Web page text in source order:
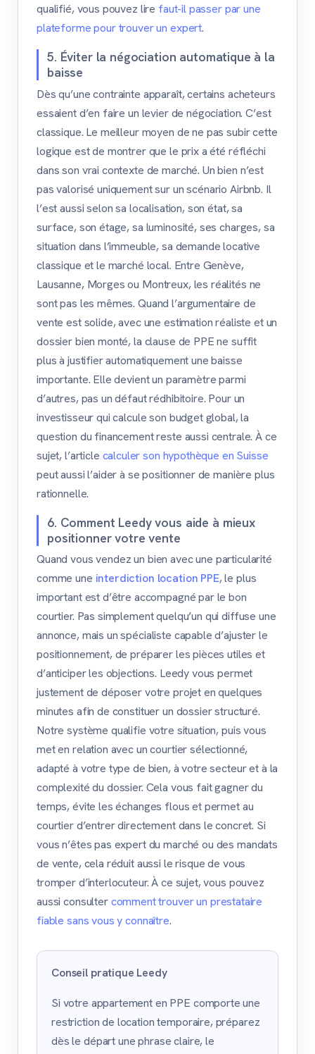
qualifié, vous pouvez lire faut-il passer par une
plateforme pour trouver un expert.
5. Éviter la négociation automatique à la
baisse
Dès qu’une contrainte apparaît, certains acheteurs
essaient d’en faire un levier de négociation. C’est
classique. Le meilleur moyen de ne pas subir cette
logique est de montrer que le prix a été réfléchi
dans son vrai contexte de marché. Un bien n’est
pas valorisé uniquement sur un scénario Airbnb. Il
l’est aussi selon sa localisation, son état, sa
surface, son étage, sa luminosité, ses charges, sa
situation dans l’immeuble, sa demande locative
classique et le marché local. Entre Genève,
Lausanne, Morges ou Montreux, les réalités ne
sont pas les mêmes. Quand l’argumentaire de
vente est solide, avec une estimation réaliste et un
dossier bien monté, la clause de PPE ne suffit
plus à justifier automatiquement une baisse
importante. Elle devient un paramètre parmi
d’autres, pas un défaut rédhibitoire. Pour un
investisseur qui calcule son budget global, la
question du financement reste aussi centrale. À ce
sujet, l’article calculer son hypothèque en Suisse
peut aussi l’aider à se positionner de manière plus
rationnelle.
6. Comment Leedy vous aide à mieux
positionner votre vente
Quand vous vendez un bien avec une particularité
comme une interdiction location PPE, le plus
important est d’être accompagné par le bon
courtier. Pas simplement quelqu’un qui diffuse une
annonce, mais un spécialiste capable d’ajuster le
positionnement, de préparer les pièces utiles et
d’anticiper les objections. Leedy vous permet
justement de déposer votre projet en quelques
minutes afin de constituer un dossier structuré.
Notre système qualifie votre situation, puis vous
met en relation avec un courtier sélectionné,
adapté à votre type de bien, à votre secteur et à la
complexité du dossier. Cela vous fait gagner du
temps, évite les échanges flous et permet au
courtier d’entrer directement dans le concret. Si
vous n’êtes pas expert du marché ou des mandats
de vente, cela réduit aussi le risque de vous
tromper d’interlocuteur. À ce sujet, vous pouvez
aussi consultercomment trouver un prestataire
fiable sans vous y connaître.
Conseil pratique Leedy
Si votre appartement en PPE comporte une
restriction de location temporaire, préparez
dès le départ une phrase claire, le